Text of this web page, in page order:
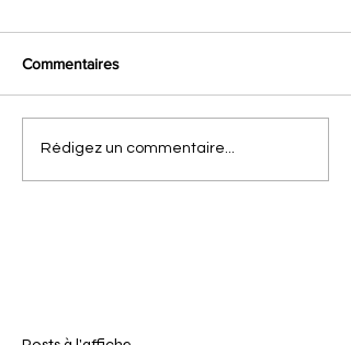
Commentaires
Rédigez un commentaire...